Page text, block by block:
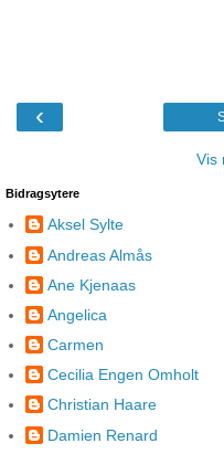
‹
Vis
Bidragsytere
Aksel Sylte
Andreas Almås
Ane Kjenaas
Angelica
Carmen
Cecilia Engen Omholt
Christian Haare
Damien Renard